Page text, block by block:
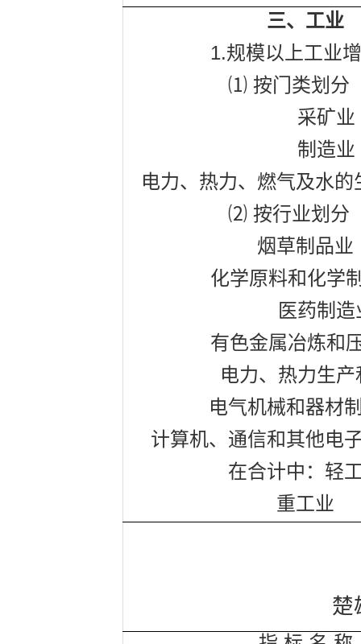
三、工业
1.规模以上工业
⑴ 按门类划分
采矿业
制造业
电力、热力、燃气及水的
⑵ 按行业划分
烟草制品业
化学原料和化学
医药制造
有色金属冶炼和
电力、热力生
电气机械和器材
计算机、通信和其他电
在合计中：轻
重工业
楚